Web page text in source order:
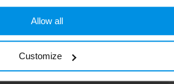
Allow all
Customize